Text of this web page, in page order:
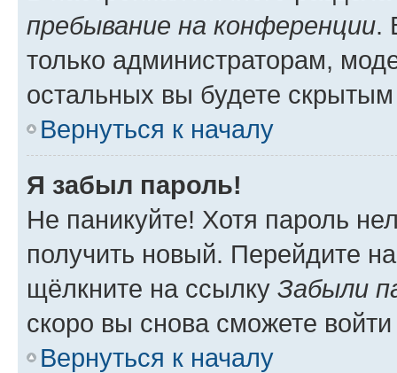
пребывание на конференции.
только администраторам,
остальных вы будете
Вернуться к началу
Я забыл пароль!
Не паникуйте! Хотя пароль
получить новый. Перейдите
щёлкните на ссылку Забыли
скоро вы снова сможете
Вернуться к началу